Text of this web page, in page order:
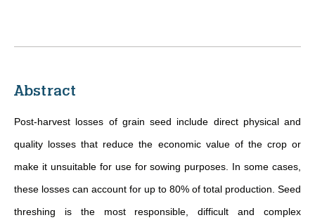
Abstract
Post-harvest losses of grain seed include direct physical and
quality losses that reduce the economic value of the crop or
make it unsuitable for use for sowing purposes. In some cases,
these losses can account for up to 80% of total production. Seed
threshing is the most responsible, difficult and complex